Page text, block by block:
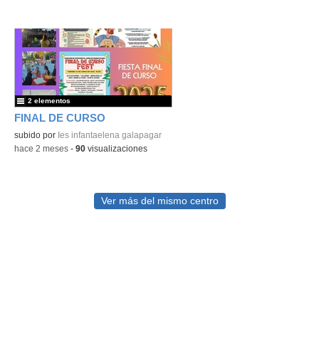
FINAL DE CURSO
subido por Ies infantaelena galapagar
2 elementos
-hace 2 meses - 90 visualizaciones
Ver más del mismo centro